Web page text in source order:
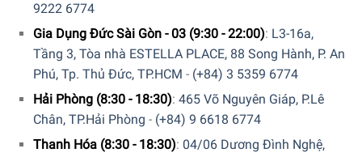
9222 6774
Gia Dụng Đức Sài Gòn - 03 (9:30 - 22:00): L3-16a,
Tầng 3, Tòa nhà ESTELLA PLACE, 88 Song Hành, P. An
Phú, Tp. Thủ Đức, TP.HCM - (+84) 3 5359 6774
Hải Phòng (8:30 - 18:30): 465 Võ Nguyên Giáp, P.Lê
Chân, TP.Hải Phòng - (+84) 9 6618 6774
Thanh Hóa (8:30 - 18:30): 04/06 Dương Đình Nghệ,